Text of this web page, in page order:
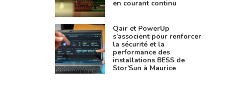
en courant continu
Qair et PowerUp
s’associent pour renforcer
la sécurité et la
performance des
installations BESS de
Stor’Sun à Maurice